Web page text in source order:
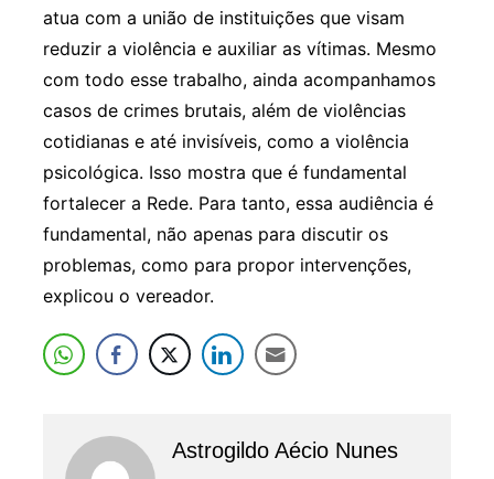
atua com a união de instituições que visam
reduzir a violência e auxiliar as vítimas. Mesmo
com todo esse trabalho, ainda acompanhamos
casos de crimes brutais, além de violências
cotidianas e até invisíveis, como a violência
psicológica. Isso mostra que é fundamental
fortalecer a Rede. Para tanto, essa audiência é
fundamental, não apenas para discutir os
problemas, como para propor intervenções,
explicou o vereador.
Astrogildo Aécio Nunes